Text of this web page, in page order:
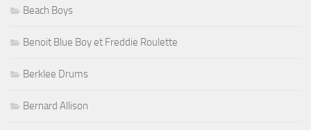
Beach Boys
Benoit Blue Boy et Freddie Roulette
Berklee Drums
Bernard Allison